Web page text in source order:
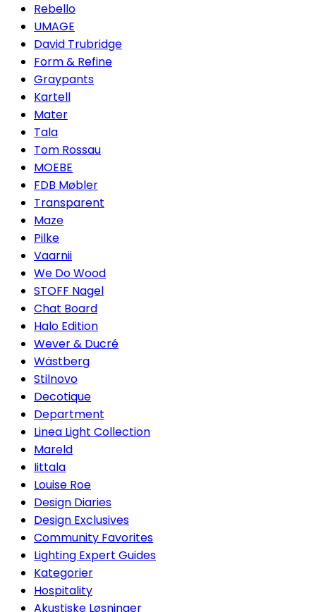
Rebello
UMAGE
David Trubridge
Form & Refine
Graypants
Kartell
Mater
Tala
Tom Rossau
MOEBE
FDB Møbler
Transparent
Maze
Pilke
Vaarnii
We Do Wood
STOFF Nagel
Chat Board
Halo Edition
Wever & Ducré
Wästberg
Stilnovo
Decotique
Department
Linea Light Collection
Mareld
Iittala
Louise Roe
Design Diaries
Design Exclusives
Community Favorites
Lighting Expert Guides
Kategorier
Hospitality
Akustiske Løsninger